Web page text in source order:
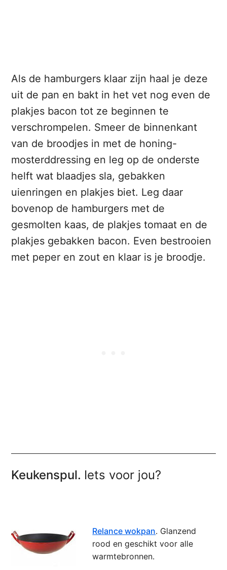
Als de hamburgers klaar zijn haal je deze
uit de pan en bakt in het vet nog even de
plakjes bacon tot ze beginnen te
verschrompelen. Smeer de binnenkant
van de broodjes in met de honing-
mosterddressing en leg op de onderste
helft wat blaadjes sla, gebakken
uienringen en plakjes biet. Leg daar
bovenop de hamburgers met de
gesmolten kaas, de plakjes tomaat en de
plakjes gebakken bacon. Even bestrooien
met peper en zout en klaar is je broodje.
Keukenspul. Iets voor jou?
Relance wokpan. Glanzend
rood en geschikt voor alle
warmtebronnen.